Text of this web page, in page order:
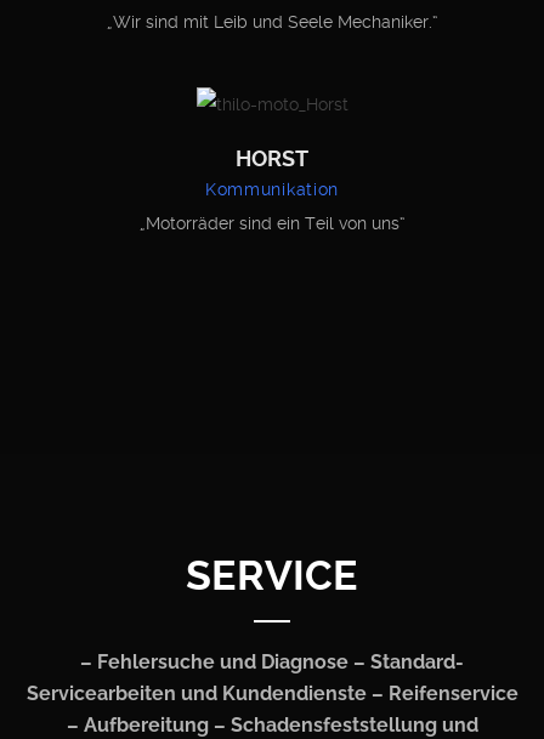
„Wir sind mit Leib und Seele Mechaniker.“
HORST
Kommunikation
„Motorräder sind ein Teil von uns“
SERVICE
– Fehlersuche und Diagnose – Standard-
Servicearbeiten und Kundendienste – Reifenservice
– Aufbereitung– Schadensfeststellung und